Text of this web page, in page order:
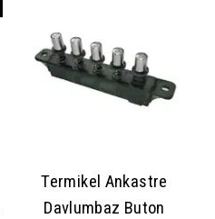
Termikel Ankastre
Davlumbaz Buton